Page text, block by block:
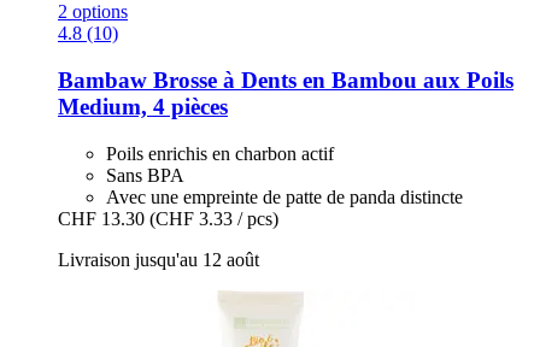
2 options
4.8 (10)
Bambaw Brosse à Dents en Bambou aux Poils
Medium, 4 pièces
Poils enrichis en charbon actif
Sans BPA
Avec une empreinte de patte de panda distincte
CHF 13.30 (CHF 3.33 / pcs)
Livraison jusqu'au 12 août